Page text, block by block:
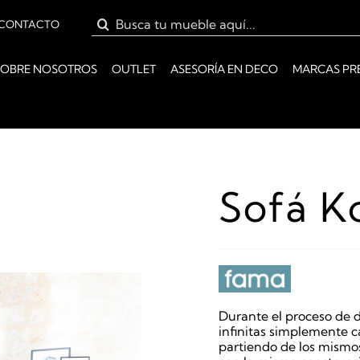
Buscar:
NOSOTROS OUTLET ASESORÍA EN DECO MARCAS
Sofá
Durante el proceso de
infinitas simplemente
partiendo de los